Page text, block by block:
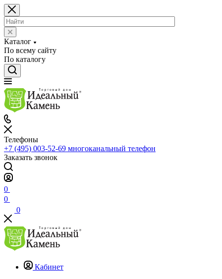
Каталог
По всему сайту
По каталогу
Телефоны
+7 (495) 003-52-69 многоканальный телефон
Заказать звонок
0
0
0
Кабинет